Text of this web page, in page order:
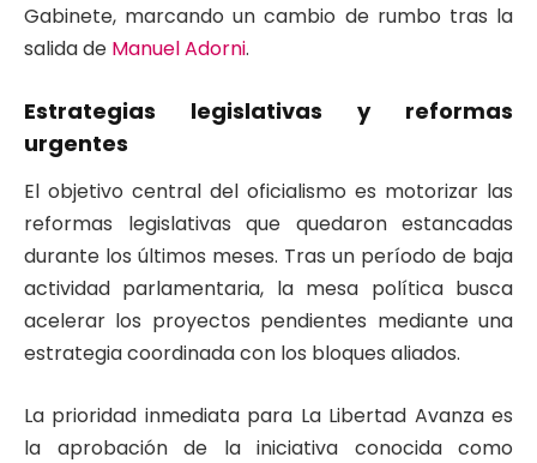
Gabinete, marcando un cambio de rumbo tras la
salida de Manuel Adorni.
Estrategias legislativas y reformas
urgentes
El objetivo central del oficialismo es motorizar las
reformas legislativas que quedaron estancadas
durante los últimos meses. Tras un período de baja
actividad parlamentaria, la mesa política busca
acelerar los proyectos pendientes mediante una
estrategia coordinada con los bloques aliados.
La prioridad inmediata para La Libertad Avanza es
la aprobación de la iniciativa conocida como